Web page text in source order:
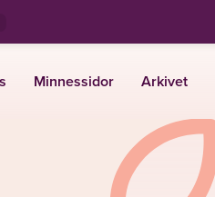
Minnessidor Arkivet